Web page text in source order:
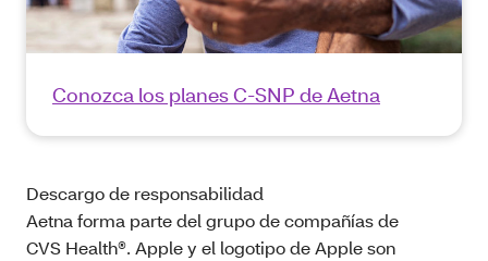
Conozca los planes C-SNP de Aetna
Descargo de responsabilidad
Aetna forma parte del grupo de compañías de
CVS Health®. Apple y el logotipo de Apple son